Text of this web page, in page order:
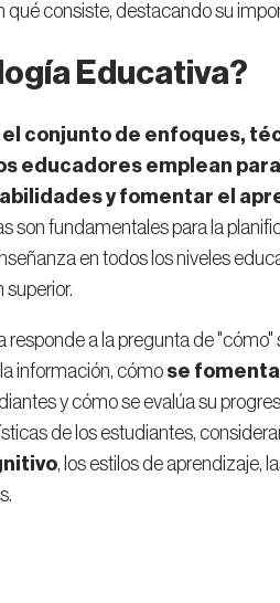
consiste, destacando su
Educativa?
conjunto de enfoques,
educadores emplean
y fomentar el
son fundamentales para la
en todos los niveles
a la pregunta de "cómo"
información, cómo se
y cómo se evalúa su
de los estudiantes,
, los estilos de aprendizaje,